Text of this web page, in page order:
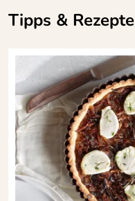
Tipps & Rezepte